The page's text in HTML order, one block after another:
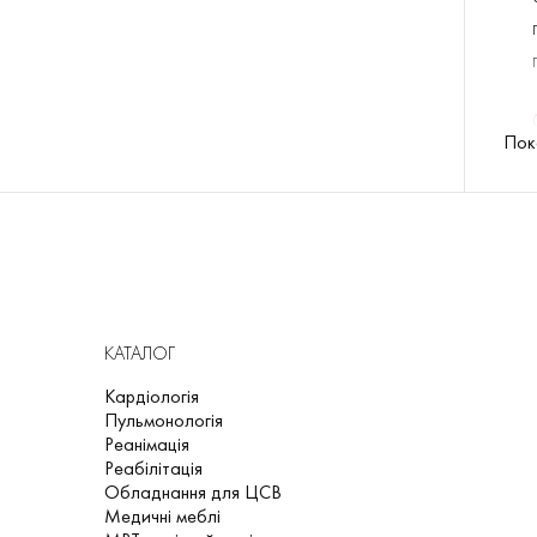
КАТАЛОГ
Кардіологія
Пульмонологія
Реанімація
Реабілітація
Обладнання для ЦСВ
Медичні меблі